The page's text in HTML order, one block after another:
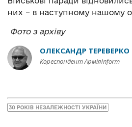
них – в наступному нашому
Фото з архіву
ОЛЕКСАНДР ТЕРЕВЕРКО
Кореспондент АрміяInform
30 РОКІВ НЕЗАЛЕЖНОСТІ УКРАЇНИ